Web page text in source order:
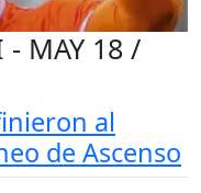
MAY 18 /
al
de Ascenso